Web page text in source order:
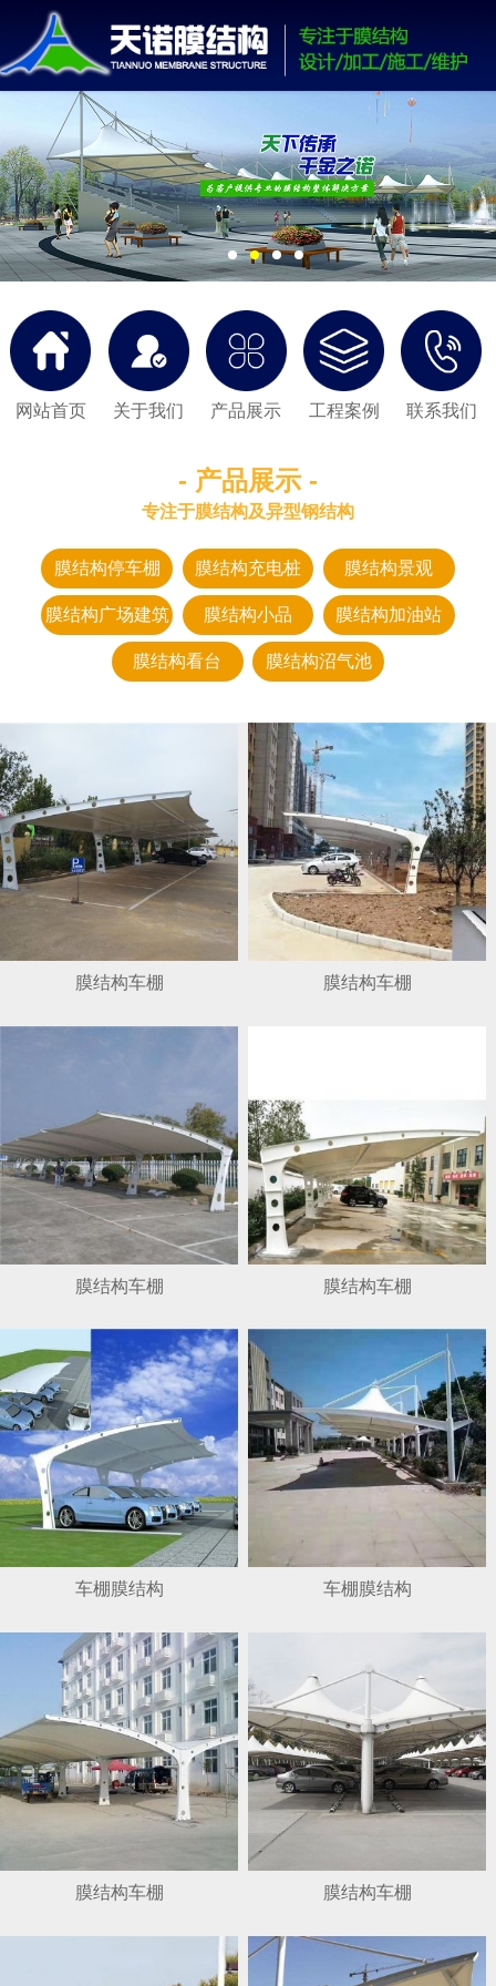
1 2 3 4
网站首页 关于我们 产品展示 工程案例 联系我们
- 产品展示 -
专注于膜结构及异型钢结构
膜结构停车棚 膜结构充电桩 膜结构景观
膜结构广场建筑 膜结构小品 膜结构加油站
膜结构看台 膜结构沼气池
膜结构车棚 膜结构车棚
膜结构车棚 膜结构车棚
车棚膜结构 车棚膜结构
膜结构车棚 膜结构车棚